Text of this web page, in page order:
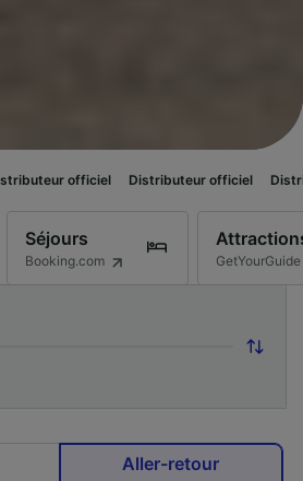
Distributeur officiel Distributeur officiel
Séjours
Booking.com GetYourGuide
Aller-retour